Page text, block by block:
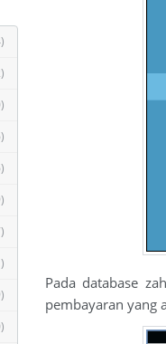
Pada database
pembayaran yang